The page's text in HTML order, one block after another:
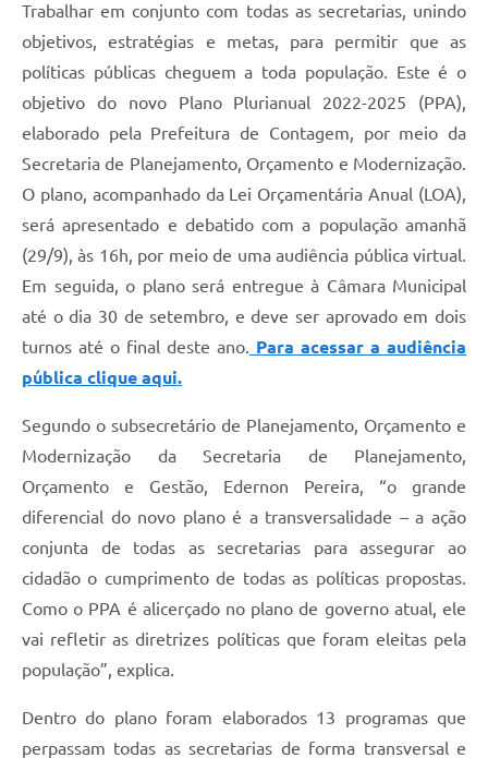
Trabalhar em conjunto com todas as secretarias, unindo
objetivos, estratégias e metas, para permitir que as
políticas públicas cheguem a toda população. Este é o
objetivo do novo Plano Plurianual 2022-2025 (PPA),
elaborado pela Prefeitura de Contagem, por meio da
Secretaria de Planejamento, Orçamento e Modernização.
O plano, acompanhado da Lei Orçamentária Anual (LOA),
será apresentado e debatido com a população amanhã
(29/9), às 16h, por meio de uma audiência pública virtual.
Em seguida, o plano será entregue à Câmara Municipal
até o dia 30 de setembro, e deve ser aprovado em dois
turnos até o final deste ano. Para acessar a audiência
pública clique aqui.
Segundo o subsecretário de Planejamento, Orçamento e
Modernização da Secretaria de Planejamento,
Orçamento e Gestão, Edernon Pereira, “o grande
diferencial do novo plano é a transversalidade – a ação
conjunta de todas as secretarias para assegurar ao
cidadão o cumprimento de todas as políticas propostas.
Como o PPA é alicerçado no plano de governo atual, ele
vai refletir as diretrizes políticas que foram eleitas pela
população”, explica.
Dentro do plano foram elaborados 13 programas que
perpassam todas as secretarias de forma transversal e